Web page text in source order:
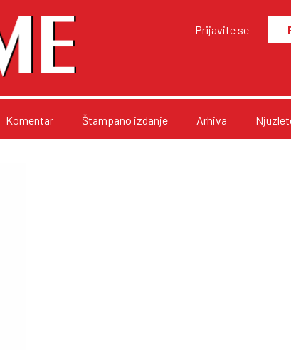
Prijavite se
Komentar Štampano izdanje Arhiva